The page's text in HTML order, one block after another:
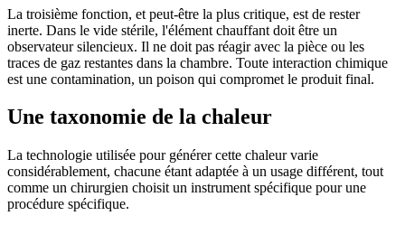
La troisième fonction, et peut-être la plus critique, est de rester
inerte. Dans le vide stérile, l'élément chauffant doit être un
observateur silencieux. Il ne doit pas réagir avec la pièce ou les
traces de gaz restantes dans la chambre. Toute interaction chimique
est une contamination, un poison qui compromet le produit final.
Une taxonomie de la chaleur
La technologie utilisée pour générer cette chaleur varie
considérablement, chacune étant adaptée à un usage différent, tout
comme un chirurgien choisit un instrument spécifique pour une
procédure spécifique.